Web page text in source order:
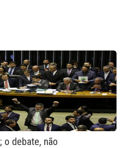
o debate, não